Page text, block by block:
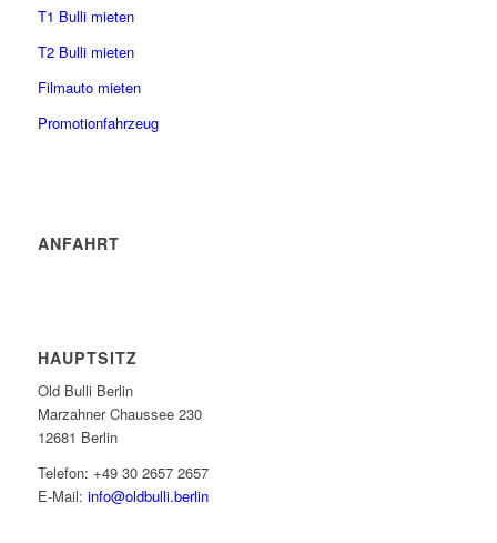
T1 Bulli mieten
T2 Bulli mieten
Filmauto mieten
Promotionfahrzeug
ANFAHRT
HAUPTSITZ
Old Bulli Berlin
Marzahner Chaussee 230
12681 Berlin
Telefon: +49 30 2657 2657
E-Mail: info@oldbulli.berlin